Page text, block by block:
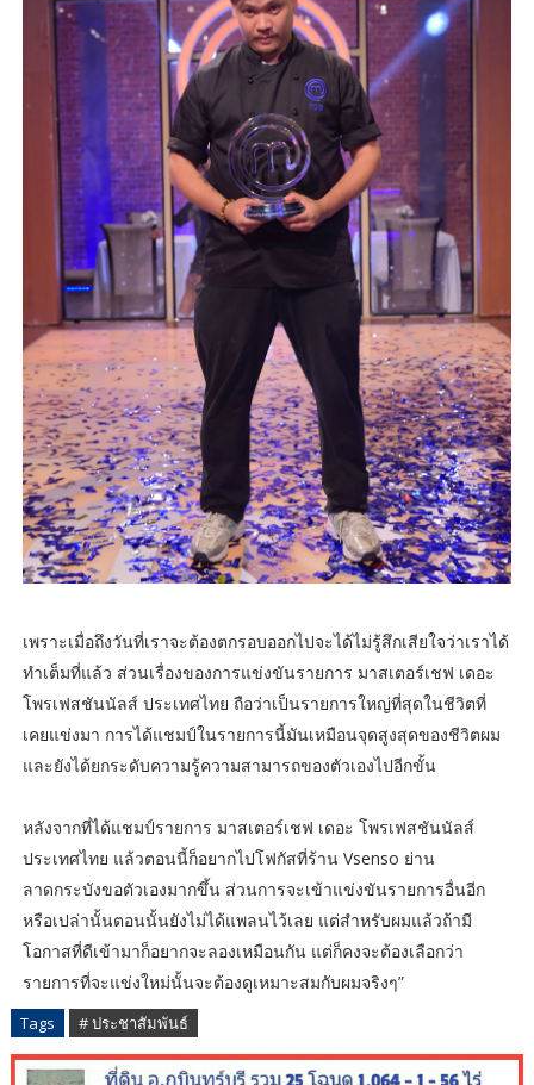
เพราะเมื่อถึงวันที่เราจะต้องตกรอบออกไปจะได้ไม่รู้สึกเสียใจว่าเราได้
ทำเต็มที่แล้ว ส่วนเรื่องของการแข่งขันรายการ มาสเตอร์เชฟ เดอะ
โพรเฟสชันนัลส์ ประเทศไทย ถือว่าเป็นรายการใหญ่ที่สุดในชีวิตที่
เคยแข่งมา การได้แชมป์ในรายการนี้มันเหมือนจุดสูงสุดของชีวิตผม
และยังได้ยกระดับความรู้ความสามารถของตัวเองไปอีกขั้น
หลังจากที่ได้แชมป์รายการ มาสเตอร์เชฟ เดอะ โพรเฟสชันนัลส์
ประเทศไทย แล้วตอนนี้ก็อยากไปโฟกัสที่ร้าน Vsenso ย่าน
ลาดกระบังขอตัวเองมากขึ้น ส่วนการจะเข้าแข่งขันรายการอื่นอีก
หรือเปล่านั้นตอนนั้นยังไม่ได้แพลนไว้เลย แต่สำหรับผมแล้วถ้ามี
โอกาสที่ดีเข้ามาก็อยากจะลองเหมือนกัน แต่ก็คงจะต้องเลือกว่า
รายการที่จะแข่งใหม่นั้นจะต้องดูเหมาะสมกับผมจริงๆ”
Tags # ประชาสัมพันธ์